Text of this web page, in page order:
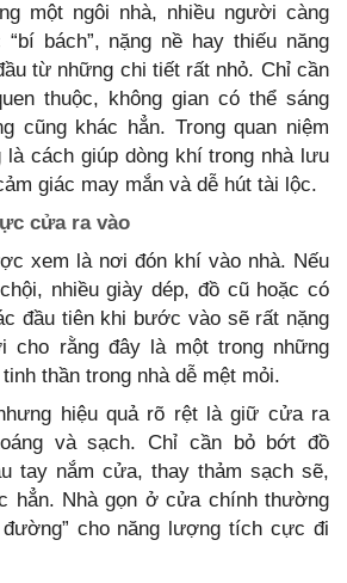
một ngôi nhà, nhiều người càng
bách”, nặng nề hay thiếu năng
từ những chi tiết rất nhỏ. Chỉ cần
thuộc, không gian có thể sáng
cũng khác hẳn. Trong quan niệm
là cách giúp dòng khí trong nhà lưu
giác may mắn và dễ hút tài lộc.
cửa ra vào
xem là nơi đón khí vào nhà. Nếu
nhiều giày dép, đồ cũ hoặc có
đầu tiên khi bước vào sẽ rất nặng
cho rằng đây là một trong những
thần trong nhà dễ mệt mỏi.
hiệu quả rõ rệt là giữ cửa ra
và sạch. Chỉ cần bỏ bớt đồ
tay nắm cửa, thay thảm sạch sẽ,
hẳn. Nhà gọn ở cửa chính thường
cho năng lượng tích cực đi